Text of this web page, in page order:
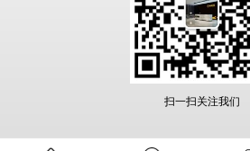
扫一扫关注我们